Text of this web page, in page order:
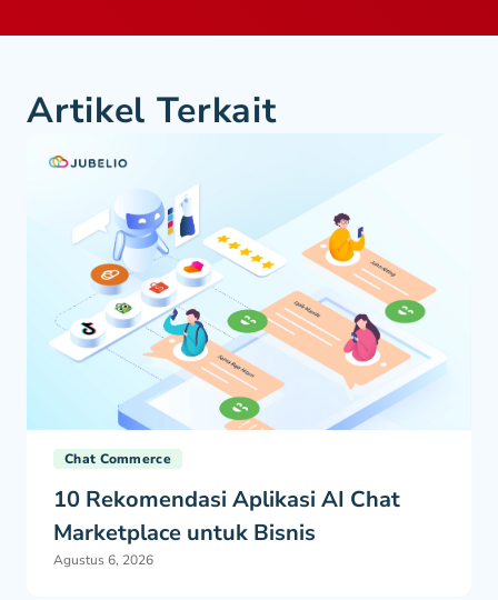
Artikel Terkait
Chat Commerce
10 Rekomendasi Aplikasi AI Chat
Marketplace untuk Bisnis
Agustus 6, 2026